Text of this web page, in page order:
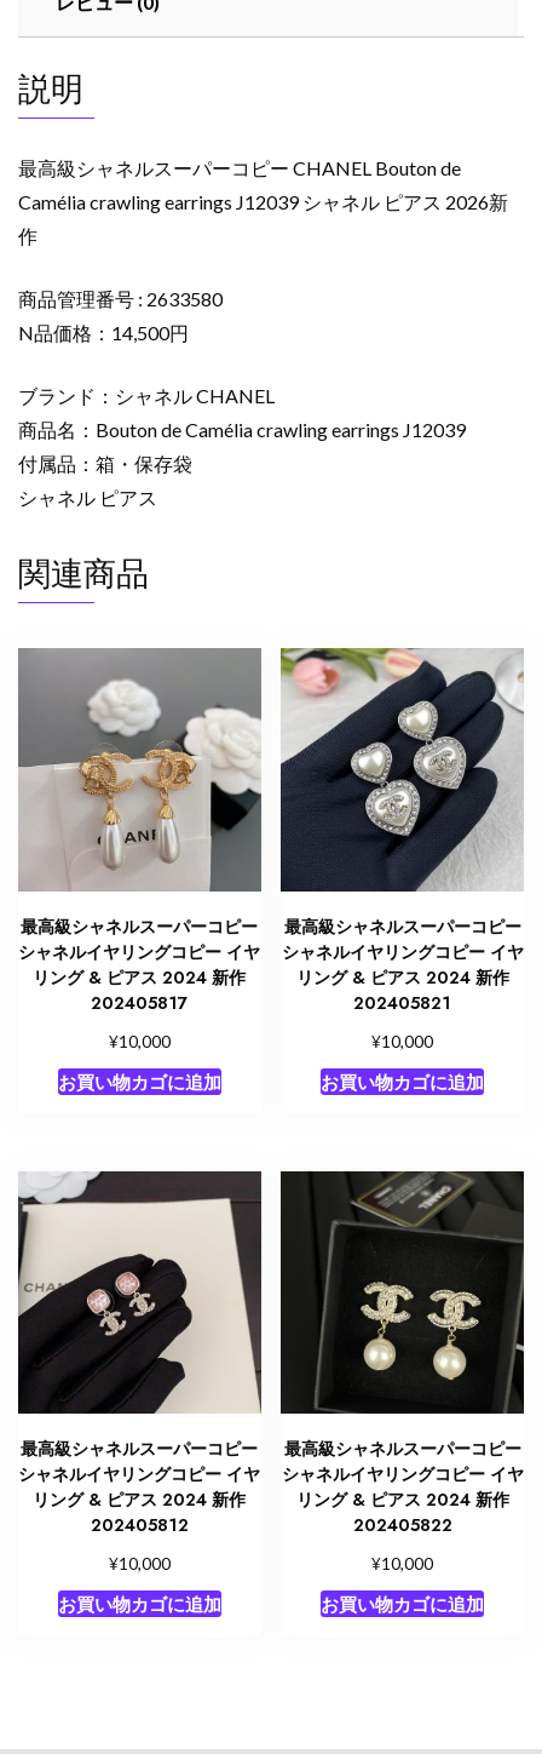
ー
Bouton
de
crawling
earrings
J12039
ャ
ネ
ピ
ス
2026
新
個
説明
最高級シャネルスーパーコピー CHANEL Bouton de
Camélia crawling earrings J12039 シャネル ピアス 2026新
作
商品管理番号 : 2633580
N品価格：14,500円
ブランド：シャネル CHANEL
商品名：Bouton de Camélia crawling earrings J12039
付属品：箱・保存袋
シャネル ピアス
関連商品
最高級シャネルスーパーコピー
シャネルイヤリングコピー イヤ
リング & ピアス 2024 新作
202405817
¥10,000
お買い物カゴに追加
最高級シャネルスーパーコピー
シャネルイヤリングコピー イヤ
リング & ピアス 2024 新作
202405821
¥10,000
お買い物カゴに追加
最高級シャネルスーパーコピー
シャネルイヤリングコピー イヤ
リング & ピアス 2024 新作
202405812
¥10,000
お買い物カゴに追加
最高級シャネルスーパーコピー
シャネルイヤリングコピー イヤ
リング & ピアス 2024 新作
202405822
¥10,000
お買い物カゴに追加